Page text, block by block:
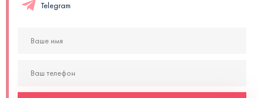
Telegram